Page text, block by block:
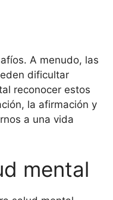
A menudo, las
dificultar
reconocer estos
la afirmación y
a una vida
mental